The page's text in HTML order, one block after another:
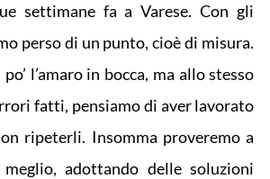
settimane fa a Varese. Con gli
perso di un punto, cioè di misura.
l’amaro in bocca, ma allo stesso
fatti, pensiamo di aver lavorato
ripeterli. Insomma proveremo a
adottando delle soluzioni